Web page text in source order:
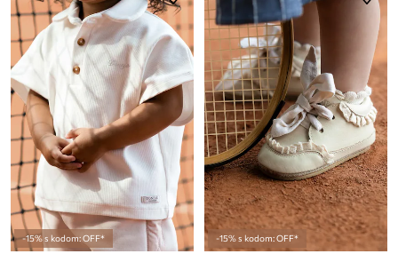
-15% s kodom: OFF* -15% s kodom: OFF*